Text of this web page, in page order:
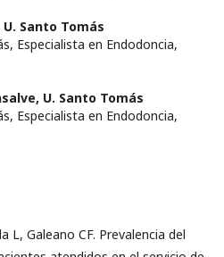
U. Santo Tomás
Especialista en Endodoncia,
U. Santo Tomás
Especialista en Endodoncia,
L, Galeano CF. Prevalencia del